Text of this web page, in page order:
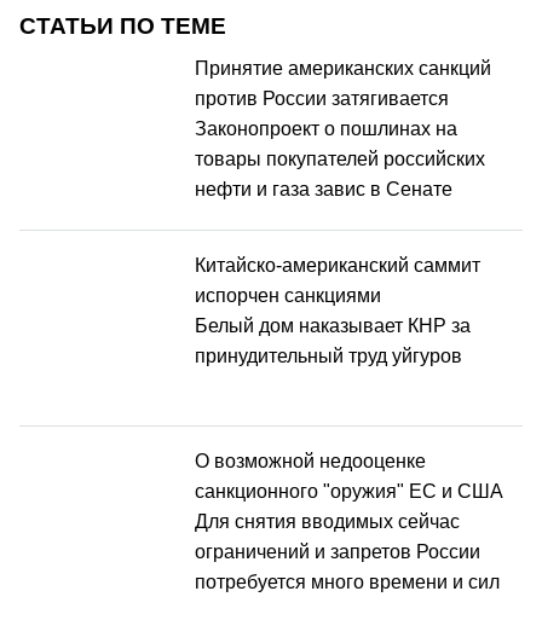
СТАТЬИ ПО ТЕМЕ
Принятие американских санкций
против России затягивается
Законопроект о пошлинах на
товары покупателей российских
нефти и газа завис в Сенате
Китайско-американский саммит
испорчен санкциями
Белый дом наказывает КНР за
принудительный труд уйгуров
О возможной недооценке
санкционного "оружия" ЕС и США
Для снятия вводимых сейчас
ограничений и запретов России
потребуется много времени и сил